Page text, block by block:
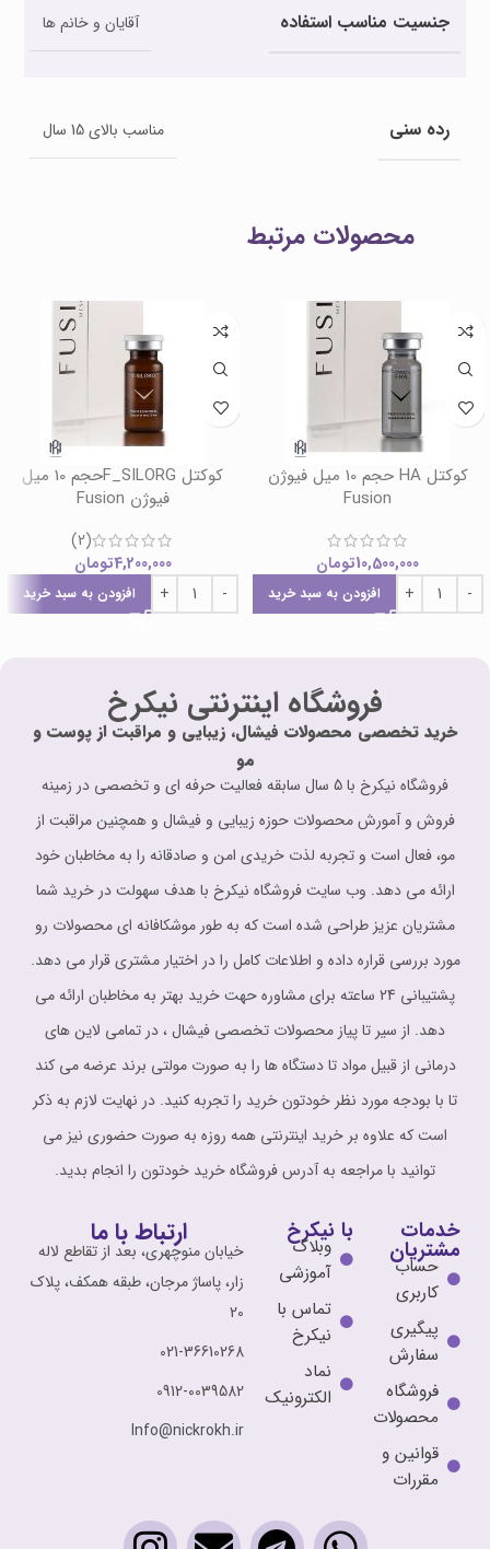
جنسیت مناسب استفاده آقایان و خانم ها
رده سنی مناسب بالای 15 سال
محصولات مرتبط
کوکتل HA حجم 10 میل فیوژن
Fusion
10,500,000تومان
افزودن به سبد خرید
کوکتل F_SILORGحجم 10 میل
فیوژن Fusion
(2)
4,200,000تومان
افزودن به سبد خرید
فروشگاه اینترنتی نیکرخ
خرید تخصصی محصولات فیشال، زیبایی و مراقبت از پوست و
مو
فروشگاه نیکرخ با 5 سال سابقه فعالیت حرفه ای و تخصصی در زمینه
فروش و آمورش محصولات حوزه زیبایی و فیشال و همچنین مراقبت از
مو، فعال است و تجربه لذت خریدی امن و صادقانه را به مخاطبان خود
ارائه می دهد. وب سایت فروشگاه نیکرخ با هدف سهولت در خرید شما
مشتریان عزیز طراحی شده است که به طور موشکافانه ای محصولات رو
مورد بررسی قراره داده و اطلاعات کامل را در اختیار مشتری قرار می دهد.
پشتیبانی 24 ساعته برای مشاوره حهت خرید بهتر به مخاطبان ارائه می
دهد. از سیر تا پیاز محصولات تخصصی فیشال ، در تمامی لاین های
درمانی از قبیل مواد تا دستگاه ها را به صورت مولتی برند عرضه می کند
تا با بودجه مورد نظر خودتون خرید را تجربه کنید. در نهایت لازم به ذکر
است که علاوه بر خرید اینترنتی همه روزه به صورت حضوری نیز می
توانید با مراجعه به آدرس فروشگاه خرید خودتون را انجام بدید.
خدمات
مشتریان
حساب
کاربری
پیگیری
سفارش
فروشگاه
محصولات
قوانین و
مقررات
با نیکرخ
وبلاگ
آموزشی
تماس با
نیکرخ
نماد
الکترونیک
ارتباط با ما
خیابان منوچهری، بعد از تقاطع لاله
زار، پاساژ مرجان، طبقه همکف، پلاک
20
021-36610268
0912-0039582
Info@nickrokh.ir